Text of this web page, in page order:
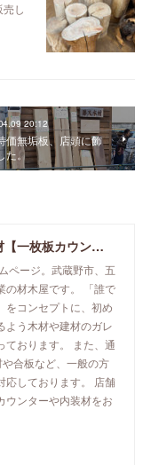
し
20:12
価無垢板、店頭に飾
た。
東京・吉祥寺の勝又木材【一枚板カウンター】
ページ。武蔵野市、五
の材木屋です。 「誰で
をコンセプトに、初め
よう木材や建材のガレ
ております。 また、通
合板など、一般の方
応しております。 店舗
ウンターや内装材をお